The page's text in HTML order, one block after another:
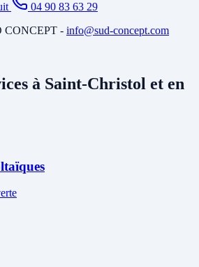
04 90 83 63 29
CONCEPT - info@sud-concept.com
à Saint-Christol et en